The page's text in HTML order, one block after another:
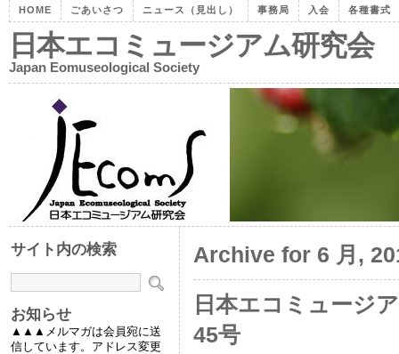
HOME ごあいさつ ニュース（見出し） 事務局 入会 各種書式
日本エコミュージアム研究会
Japan Eomuseological Society
Archive for 6 月,
日本エコミュージ
45号
サイト内の検索
お知らせ
▲▲▲メルマガは会員宛に送
信しています。アドレス変更